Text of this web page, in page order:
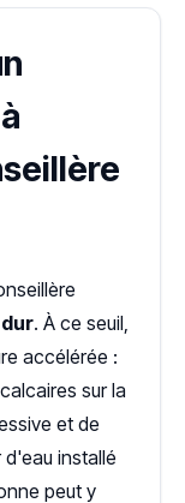
dur. À ce seuil,
accélérée :
sur la
et de
installé
peut y